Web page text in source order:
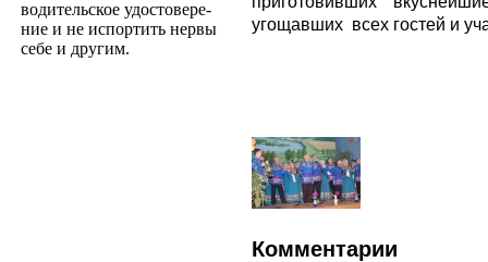
водительское удостовере­
ние и не испортить нервы
себе и другим.
угощавших всех гостей и
Комментарии